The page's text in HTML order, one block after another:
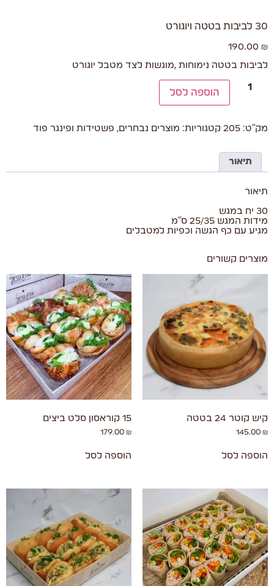
30 לביבות בטטה ויוגורט
190.00 ₪
לביבות בטטה נימוחות ,מוגשות לצד מטבל יוגורט
הוספה לסל
מק"ט: 205 קטגוריות: מוצרים נבחרים, פשטידות ופינגר פוד
תיאור
תיאור
30 יח במגש
מידות המגש 25/35 ס"מ
מגיע עם כף הגשה וכפיות למטבלים
מוצרים קשורים
קיש קוטר 24 בטטה
145.00 ₪
הוספה לסל
15 קוראסון סלט ביצים
179.00₪
הוספה לסל